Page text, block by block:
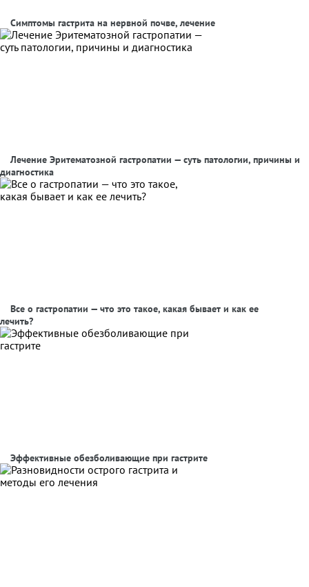
Симптомы гастрита на нервной почве, лечение
Лечение Эритематозной гастропатии — суть патологии, причины и
диагностика
Все о гастропатии — что это такое, какая бывает и как ее
лечить?
Эффективные обезболивающие при гастрите